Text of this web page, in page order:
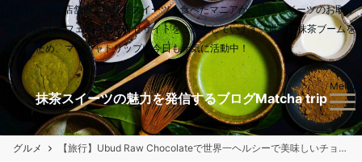
日本全国900店舗以上の抹茶スイーツを食べたマニアが、抹茶スイーツのお取り
扱いのあるカフェやお取り寄せサイトをご紹介しています。世界に抹茶ブームを
起こすため、マッチャトリップは今日も元気に活動中！
抹茶スイーツの魅力を発信するブログMatcha trip
Menu
グルメ 【旅行】Ubud Raw Chocolateで世界一ヘルシーで美味しいチョコレートを【バリ】